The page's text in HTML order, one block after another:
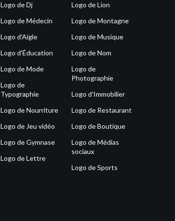
Logo de Dj
Logo de Médecin
Logo d'Aigle
Logo d'Éducation
Logo de Mode
Logo de
Typographie
Logo de Nourriture
Logo de Jeu vidéo
Logo de Gymnase
Logo de Lettre
Logo de Lion
Logo de Montagne
Logo de Musique
Logo de Nom
Logo de
Photographie
Logo d'Immobilier
Logo de Restaurant
Logo de Boutique
Logo de Médias
sociaux
Logo de Sports